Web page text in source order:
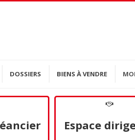
DOSSIERS BIENS À VENDRE
Espace